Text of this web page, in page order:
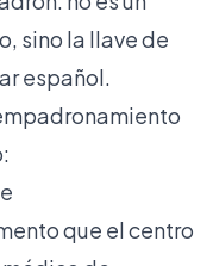
sino la llave de
español.
que el centro